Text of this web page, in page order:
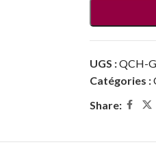
UGS :QCH-
Catégories :
Share: